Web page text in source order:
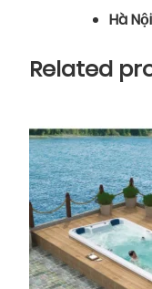
Hà
Related